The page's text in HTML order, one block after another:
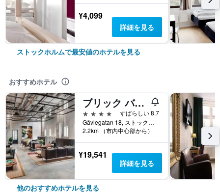
¥4,099
詳細を見る
ストックホルムで最安値のホテルを見る
おすすめホテル
ブリック バイ ノビス、ストックホルム、メンバーズ オブ デザイン ホテル
4つ星
すばらしい 8.7
Gävlegatan 18, ストックホルム, ストックホルム県, スウェーデン
2.2km （市内中心部から）
¥19,541
詳細を見る
他のおすすめホテルを見る